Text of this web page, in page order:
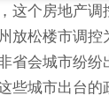
这个房地产调
放松楼市调
省会城市纷纷
些城市出台的